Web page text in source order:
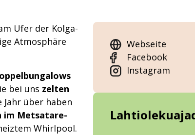
Ufer der Kolga-
Atmosphäre
bei uns zelten
über haben
im Metsatare-
Whirlpool.
Webseite
Facebook
Instagram